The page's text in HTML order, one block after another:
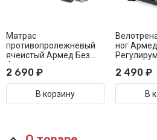
Матрас
противопролежневый
ячеистый Армед Без
функции статик
2 690 ₽
В корзину
ног
2 490 ₽
В